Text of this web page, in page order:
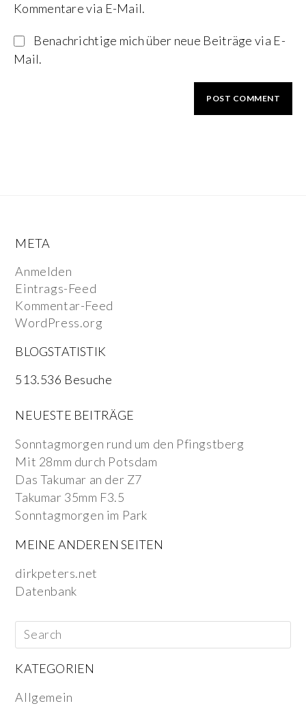
Kommentare via E-Mail.
Benachrichtige mich über neue Beiträge via E-
Mail.
META
Anmelden
Eintrags-Feed
Kommentar-Feed
WordPress.org
BLOGSTATISTIK
513.536 Besuche
NEUESTE BEITRÄGE
Sonntagmorgen rund um den Pfingstberg
Mit 28mm durch Potsdam
Das Takumar an der Z7
Takumar 35mm F3.5
Sonntagmorgen im Park
MEINE ANDEREN SEITEN
dirkpeters.net
Datenbank
KATEGORIEN
Allgemein